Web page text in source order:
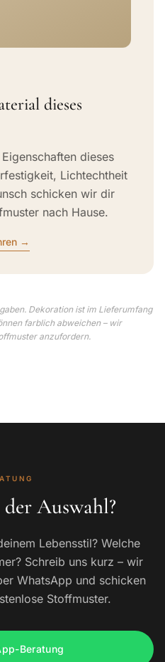
dieses
dieses
Lichtechtheit
schicken wir dir
nach Hause.
→
Dekoration ist im Lieferumfang
farblich abweichen – wir
anzufordern.
Auswahl?
Lebensstil? Welche
Schreib uns kurz – wir
WhatsApp und schicken
Stoffmuster.
Beratung